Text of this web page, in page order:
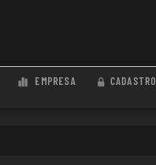
EMPRESA CADASTRO